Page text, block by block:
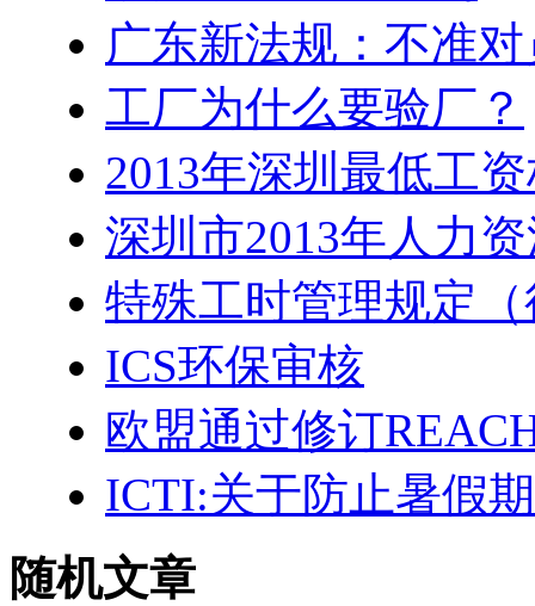
广东新法规：不准
工厂为什么要验厂？
2013年深圳最低工
深圳市2013年人力
特殊工时管理规定
ICS环保审核
欧盟通过修订
ICTI:关于防止暑假
随机文章